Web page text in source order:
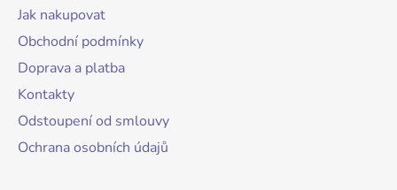
Jak nakupovat
Obchodní podmínky
Doprava a platba
Kontakty
Odstoupení od smlouvy
Ochrana osobních údajů